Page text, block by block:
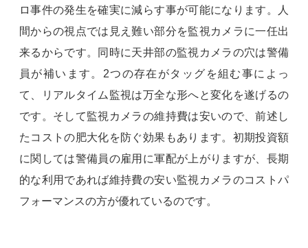
ロ事件の発生を確実に減らす事が可能になります。人
間からの視点では見え難い部分を監視カメラに一任出
来るからです。同時に天井部の監視カメラの穴は警備
員が補います。2つの存在がタッグを組む事によっ
て、リアルタイム監視は万全な形へと変化を遂げるの
です。そして監視カメラの維持費は安いので、前述し
たコストの肥大化を防ぐ効果もあります。初期投資額
に関しては警備員の雇用に軍配が上がりますが、長期
的な利用であれば維持費の安い監視カメラのコストパ
フォーマンスの方が優れているのです。